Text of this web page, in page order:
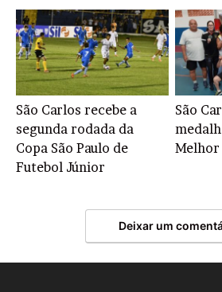
São Carlos recebe a
segunda rodada da
Copa São Paulo de
Futebol Júnior
São
Melhor
Deixar um